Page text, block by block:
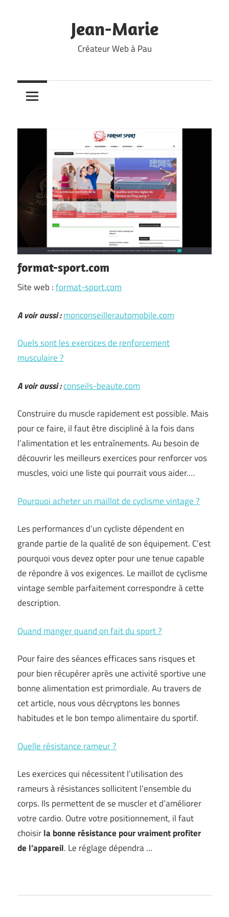
Jean-Marie
Créateur Web à Pau
format-sport.com
Site web :format-sport.com
A voir aussi :monconseillerautomobile.com
Quels sont les exercices de renforcement
musculaire ?
A voir aussi :conseils-beaute.com
Construire du muscle rapidement est possible. Mais
pour ce faire, il faut être discipliné à la fois dans
l’alimentation et les entraînements. Au besoin de
découvrir les meilleurs exercices pour renforcer vos
muscles, voici une liste qui pourrait vous aider.…
Pourquoi acheter un maillot de cyclisme vintage ?
Les performances d’un cycliste dépendent en
grande partie de la qualité de son équipement. C’est
pourquoi vous devez opter pour une tenue capable
de répondre à vos exigences. Le maillot de cyclisme
vintage semble parfaitement correspondre à cette
description.
Quand manger quand on fait du sport ?
Pour faire des séances efficaces sans risques et
pour bien récupérer après une activité sportive une
bonne alimentation est primordiale. Au travers de
cet article, nous vous décryptons les bonnes
habitudes et le bon tempo alimentaire du sportif.
Quelle résistance rameur ?
Les exercices qui nécessitent l’utilisation des
rameurs à résistances sollicitent l’ensemble du
corps. Ils permettent de se muscler et d’améliorer
votre cardio. Outre votre positionnement, il faut
choisirla bonne résistance pour vraiment profiter
de l’appareil. Le réglage dépendra …